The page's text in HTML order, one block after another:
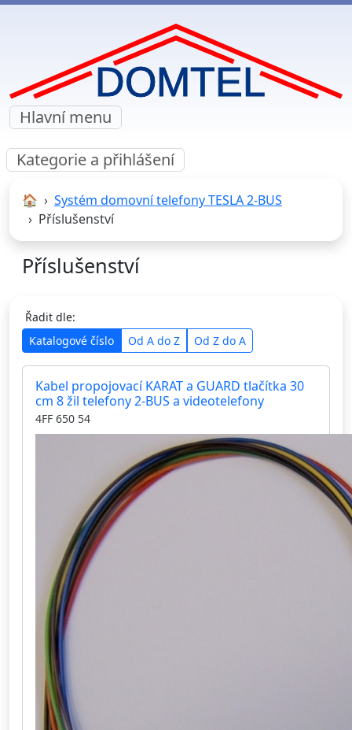
Hlavní menu
Kategorie a přihlášení
🏠︎
Systém domovní telefony TESLA 2-BUS
Příslušenství
Příslušenství
Řadit dle:
Katalogové číslo
Od A do Z Od Z do A
Kabel propojovací KARAT a GUARD tlačítka 30
cm 8 žil telefony 2-BUS a videotelefony
4FF 650 54